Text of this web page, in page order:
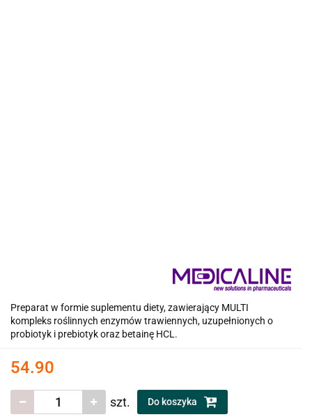
Preparat w formie suplementu diety, zawierający MULTI
kompleks roślinnych enzymów trawiennych, uzupełnionych o
probiotyk i prebiotyk oraz betainę HCL.
54.90
szt. Do koszyka